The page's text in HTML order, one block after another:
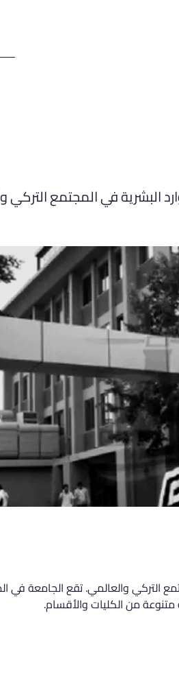
في المجتمع التركي والعالمي. تقع الجامعة
من الكليات والأقسام.